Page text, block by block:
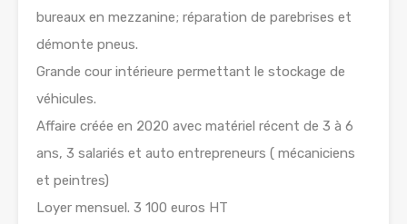
bureaux en mezzanine; réparation de parebrises et
démonte pneus.
Grande cour intérieure permettant le stockage de
véhicules.
Affaire créée en 2020 avec matériel récent de 3 à 6
ans, 3 salariés et auto entrepreneurs ( mécaniciens
et peintres)
Loyer mensuel. 3 100 euros HT